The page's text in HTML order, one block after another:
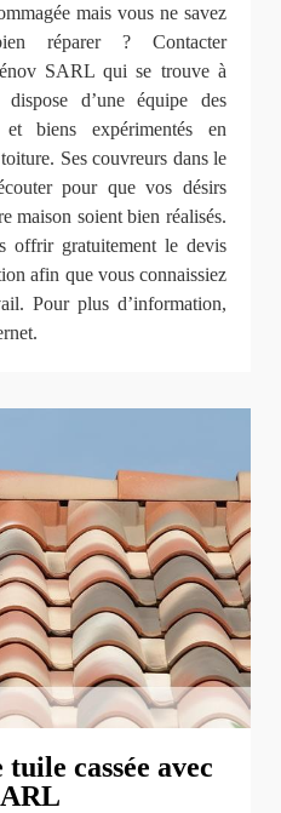
mais vous ne savez
réparer ? Contacter
SARL qui se trouve à
d’une équipe des
et biens expérimentés en
Ses couvreurs dans le
pour que vos désirs
maison soient bien réalisés.
offrir gratuitement le devis
afin que vous connaissiez
Pour plus d’information,
cassée avec